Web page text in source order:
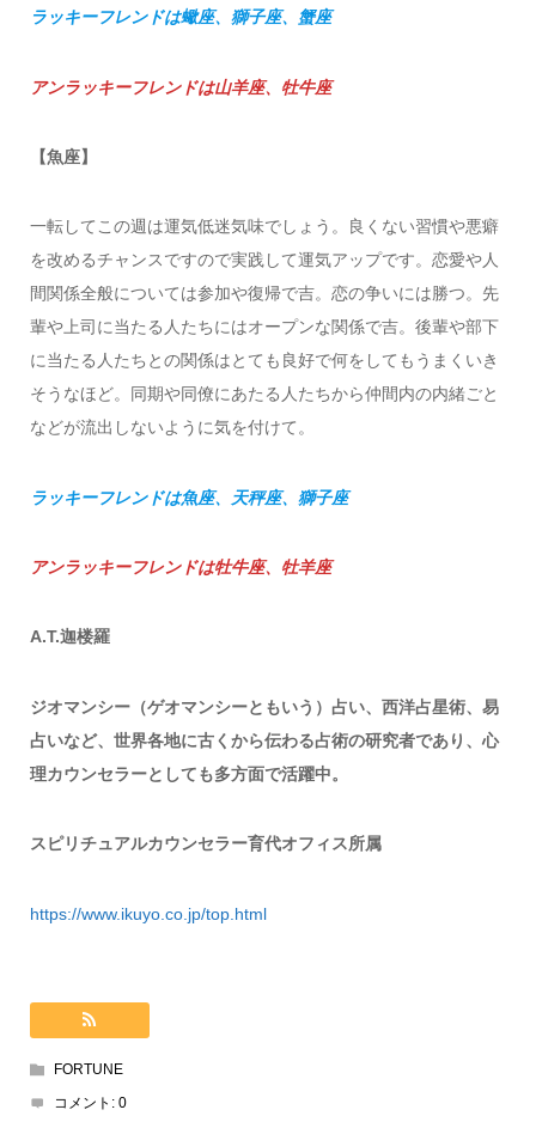
ラッキーフレンドは蠍座、獅子座、蟹座
アンラッキーフレンドは山羊座、牡牛座
【魚座】
一転してこの週は運気低迷気味でしょう。良くない習慣や悪癖
を改めるチャンスですので実践して運気アップです。恋愛や人
間関係全般については参加や復帰で吉。恋の争いには勝つ。先
輩や上司に当たる人たちにはオープンな関係で吉。後輩や部下
に当たる人たちとの関係はとても良好で何をしてもうまくいき
そうなほど。同期や同僚にあたる人たちから仲間内の内緒ごと
などが流出しないように気を付けて。
ラッキーフレンドは魚座、天秤座、獅子座
アンラッキーフレンドは牡牛座、牡羊座
A.T.迦楼羅
ジオマンシー（ゲオマンシーともいう）占い、西洋占星術、易
占いなど、世界各地に古くから伝わる占術の研究者であり、心
理カウンセラーとしても多方面で活躍中。
スピリチュアルカウンセラー育代オフィス所属
https://www.ikuyo.co.jp/top.html
FORTUNE
コメント: 0